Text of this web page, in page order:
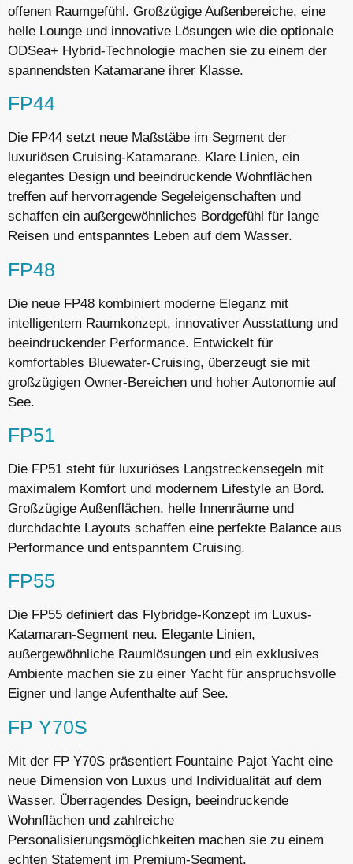
offenen Raumgefühl. Großzügige Außenbereiche, eine
helle Lounge und innovative Lösungen wie die optionale
ODSea+ Hybrid-Technologie machen sie zu einem der
spannendsten Katamarane ihrer Klasse.
FP44
Die FP44 setzt neue Maßstäbe im Segment der
luxuriösen Cruising-Katamarane. Klare Linien, ein
elegantes Design und beeindruckende Wohnflächen
treffen auf hervorragende Segeleigenschaften und
schaffen ein außergewöhnliches Bordgefühl für lange
Reisen und entspanntes Leben auf dem Wasser.
FP48
Die neue FP48 kombiniert moderne Eleganz mit
intelligentem Raumkonzept, innovativer Ausstattung und
beeindruckender Performance. Entwickelt für
komfortables Bluewater-Cruising, überzeugt sie mit
großzügigen Owner-Bereichen und hoher Autonomie auf
See.
FP51
Die FP51 steht für luxuriöses Langstreckensegeln mit
maximalem Komfort und modernem Lifestyle an Bord.
Großzügige Außenflächen, helle Innenräume und
durchdachte Layouts schaffen eine perfekte Balance aus
Performance und entspanntem Cruising.
FP55
Die FP55 definiert das Flybridge-Konzept im Luxus-
Katamaran-Segment neu. Elegante Linien,
außergewöhnliche Raumlösungen und ein exklusives
Ambiente machen sie zu einer Yacht für anspruchsvolle
Eigner und lange Aufenthalte auf See.
FP Y70S
Mit der FP Y70S präsentiert Fountaine Pajot Yacht eine
neue Dimension von Luxus und Individualität auf dem
Wasser. Überragendes Design, beeindruckende
Wohnflächen und zahlreiche
Personalisierungsmöglichkeiten machen sie zu einem
echten Statement im Premium-Segment.